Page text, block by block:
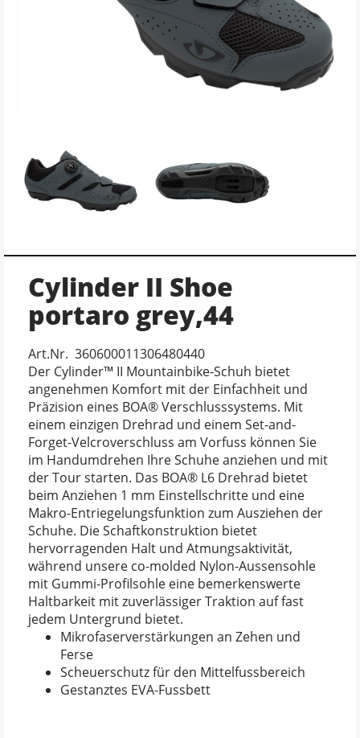
Cylinder II Shoe
portaro grey,44
Art.Nr. 360600011306480440
Der Cylinder™ II Mountainbike-Schuh bietet
angenehmen Komfort mit der Einfachheit und
Präzision eines BOA® Verschlusssystems. Mit
einem einzigen Drehrad und einem Set-and-
Forget-Velcroverschluss am Vorfuss können Sie
im Handumdrehen Ihre Schuhe anziehen und mit
der Tour starten. Das BOA® L6 Drehrad bietet
beim Anziehen 1 mm Einstellschritte und eine
Makro-Entriegelungsfunktion zum Ausziehen der
Schuhe. Die Schaftkonstruktion bietet
hervorragenden Halt und Atmungsaktivität,
während unsere co-molded Nylon-Aussensohle
mit Gummi-Profilsohle eine bemerkenswerte
Haltbarkeit mit zuverlässiger Traktion auf fast
jedem Untergrund bietet.
Mikrofaserverstärkungen an Zehen und
Ferse
Scheuerschutz für den Mittelfussbereich
Gestanztes EVA-Fussbett